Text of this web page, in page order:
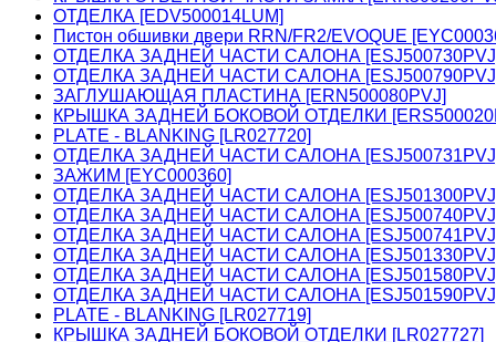
ОТДЕЛКА [EDV500014LUM]
Пистон обшивки двери RRN/FR2/EVOQUE
ОТДЕЛКА ЗАДНЕЙ ЧАСТИ САЛОНА
ОТДЕЛКА ЗАДНЕЙ ЧАСТИ САЛОНА
ЗАГЛУШАЮЩАЯ ПЛАСТИНА [ERN500080PVJ]
КРЫШКА ЗАДНЕЙ БОКОВОЙ ОТДЕЛКИ
PLATE - BLANKING [LR027720]
ОТДЕЛКА ЗАДНЕЙ ЧАСТИ САЛОНА
ЗАЖИМ [EYC000360]
ОТДЕЛКА ЗАДНЕЙ ЧАСТИ САЛОНА
ОТДЕЛКА ЗАДНЕЙ ЧАСТИ САЛОНА
ОТДЕЛКА ЗАДНЕЙ ЧАСТИ САЛОНА
ОТДЕЛКА ЗАДНЕЙ ЧАСТИ САЛОНА
ОТДЕЛКА ЗАДНЕЙ ЧАСТИ САЛОНА
ОТДЕЛКА ЗАДНЕЙ ЧАСТИ САЛОНА
PLATE - BLANKING [LR027719]
КРЫШКА ЗАДНЕЙ БОКОВОЙ ОТДЕЛКИ [LR027727]